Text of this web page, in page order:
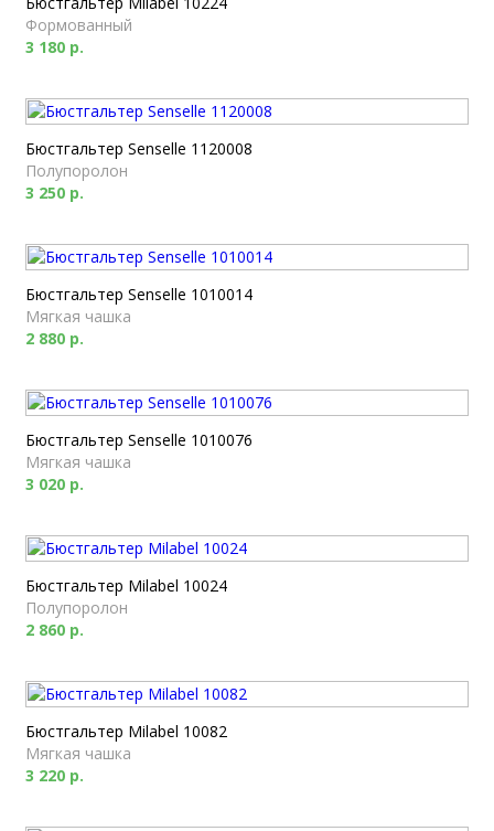
Формованный
3 180 р.
Бюстгальтер Senselle 1120008
Полупоролон
3 250 р.
Бюстгальтер Senselle 1010014
Мягкая чашка
2 880 р.
Бюстгальтер Senselle 1010076
Мягкая чашка
3 020 р.
Бюстгальтер Milabel 10024
Полупоролон
2 860 р.
Бюстгальтер Milabel 10082
Мягкая чашка
3 220 р.